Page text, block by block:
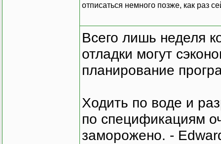
отписаться немного позже, как раз
Всего лишь неделя
отладки могут
планирование
Ходить по воде и
по спецификациям
заморожено. -